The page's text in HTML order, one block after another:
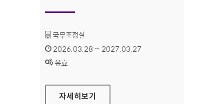
기관명 :
국무조정실
인증기간 :
2026.03.28 ~ 2027.03.27
상태 :
유효
규제샌드박스
자세히보기